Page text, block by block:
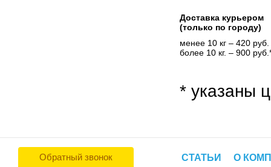
Доставка курьером
(только по городу)
менее 10 кг – 420 руб.
более 10 кг. – 900
* указаны
Обратный звонок СТАТЬИ О